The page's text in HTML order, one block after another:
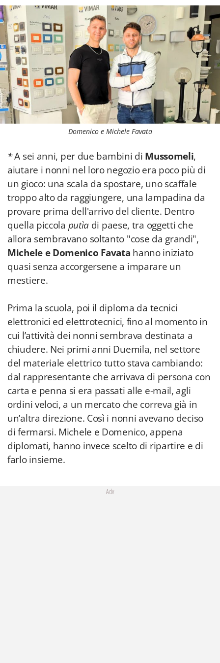
Domenico e Michele Favata
*A sei anni, per due bambini di Mussomeli,
aiutare i nonni nel loro negozio era poco più di
un gioco: una scala da spostare, uno scaffale
troppo alto da raggiungere, una lampadina da
provare prima dell'arrivo del cliente. Dentro
quella piccola putìa di paese, tra oggetti che
allora sembravano soltanto "cose da grandi",
Michele e Domenico Favata hanno iniziato
quasi senza accorgersene a imparare un
mestiere.
Prima la scuola, poi il diploma da tecnici
elettronici ed elettrotecnici, fino al momento in
cui l’attività dei nonni sembrava destinata a
chiudere. Nei primi anni Duemila, nel settore
del materiale elettrico tutto stava cambiando:
dal rappresentante che arrivava di persona con
carta e penna si era passati alle e-mail, agli
ordini veloci, a un mercato che correva già in
un’altra direzione. Così i nonni avevano deciso
di fermarsi. Michele e Domenico, appena
diplomati, hanno invece scelto di ripartire e di
farlo insieme.
Adv